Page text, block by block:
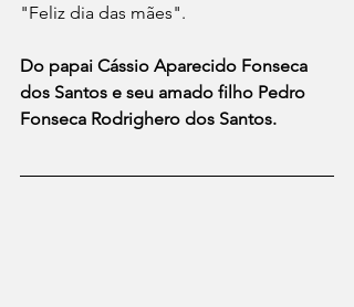
"Feliz dia das mães".
Do papai Cássio Aparecido Fonseca
dos Santos e seu amado filho Pedro
Fonseca Rodrighero dos Santos.